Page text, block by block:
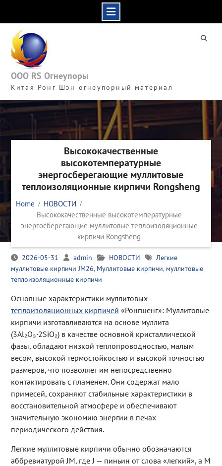
content
ООО RS Огнеупоры
Китая Ронг Шэн огнеупорный материал
Высококачественные
высокотемпературные
энергосберегающие муллитовые
теплоизоляционные кирпичи Rongsheng
Home
НОВОСТИ
Высококачественные высокотемпературные
энергосберегающие муллитовые теплоизоляционные
кирпичи Rongsheng
2026-05-31 admin НОВОСТИ
Легкие
муллитовые кирпичи JM26, Муллитовые кирпичи, муллитовые
теплоизоляционные кирпичи
Основные характеристики муллитовых
теплоизоляционных кирпичей «Ронгшенг»: Муллитовые
кирпичи изготавливаются на основе муллита
(3Al₂O₃·2SiO₂) в качестве основной кристаллической
фазы, обладают низкой теплопроводностью, малым
весом, высокой термостойкостью и высокой точностью
размеров, что позволяет им непосредственно
контактировать с пламенем. Они содержат мало
примесей, сохраняют стабильные характеристики в
восстановительной атмосфере и обеспечивают
значительную экономию энергии в печах
периодического действия.
Легкие муллитовые кирпичи обычно обозначаются
аббревиатурой JM, где J — пиньин от слова «легкий», а M